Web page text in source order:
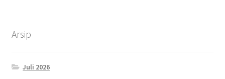
Arsip
Juli 2026